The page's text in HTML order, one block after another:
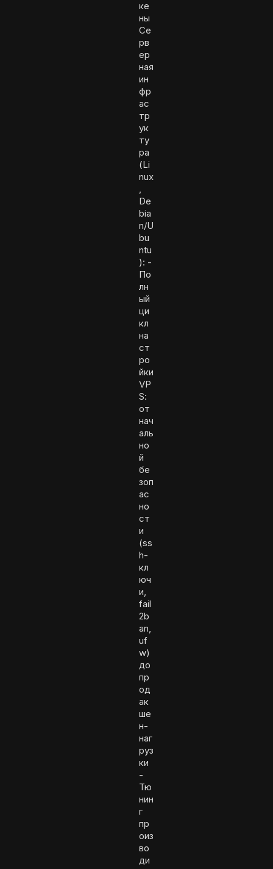
ке
ны
Се
рв
ер
ная
ин
фр
ас
тр
ук
ту
ра
(Li
nux
,
De
bia
n/U
bu
ntu
): -
По
лн
ый
ци
кл
на
ст
ро
йки
VP
S:
от
нач
аль
но
й
бе
зоп
ас
но
ст
и
(ss
h-
кл
юч
и,
fail
2b
an,
uf
w)
до
пр
од
ак
ше
н-
наг
руз
ки
-
Тю
нин
г
пр
оиз
во
ди